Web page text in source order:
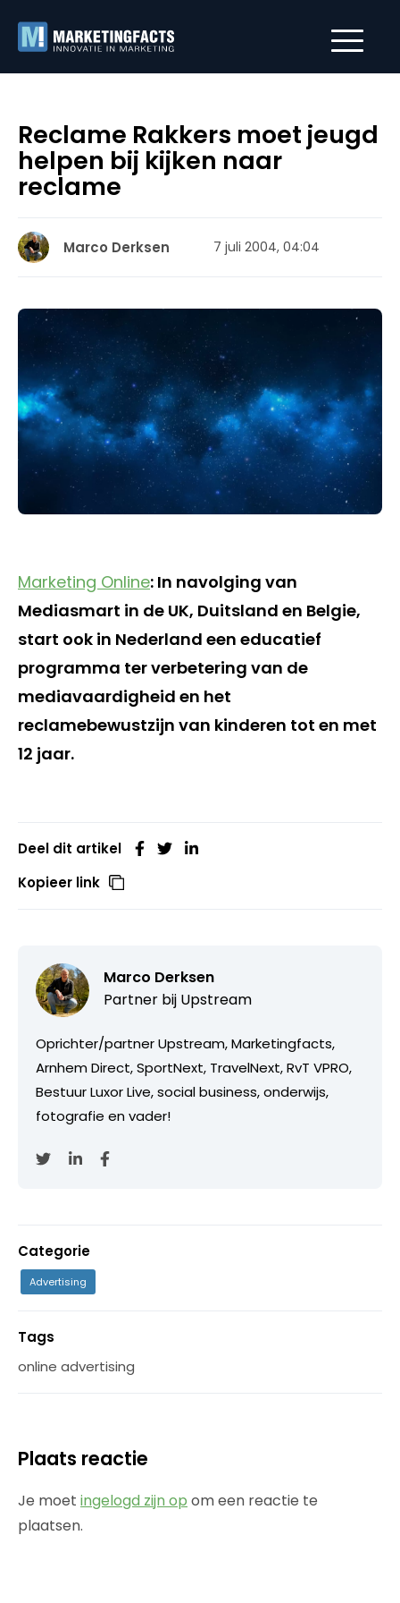
Reclame Rakkers moet jeugd
helpen bij kijken naar
reclame
Marco Derksen 7 juli 2004, 04:04
Marketing Online: In navolging van
Mediasmart in de UK, Duitsland en Belgie,
start ook in Nederland een educatief
programma ter verbetering van de
mediavaardigheid en het
reclamebewustzijn van kinderen tot en met
12 jaar.
Deel dit artikel
Kopieer link
Marco Derksen
Partner bij Upstream
Oprichter/partner Upstream, Marketingfacts,
Arnhem Direct, SportNext, TravelNext, RvT VPRO,
Bestuur Luxor Live, social business, onderwijs,
fotografie en vader!
Categorie
Advertising
Tags
online advertising
Plaats reactie
Je moet ingelogd zijn op om een reactie te
plaatsen.